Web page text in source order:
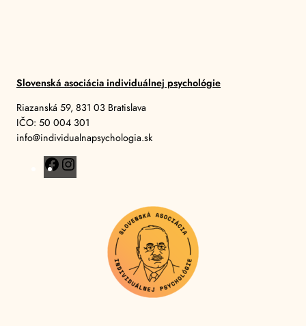
Slovenská asociácia individuálnej psychológie
Riazanská 59, 831 03 Bratislava
IČO: 50 004 301
info@individualnapsychologia.sk
F
a
n